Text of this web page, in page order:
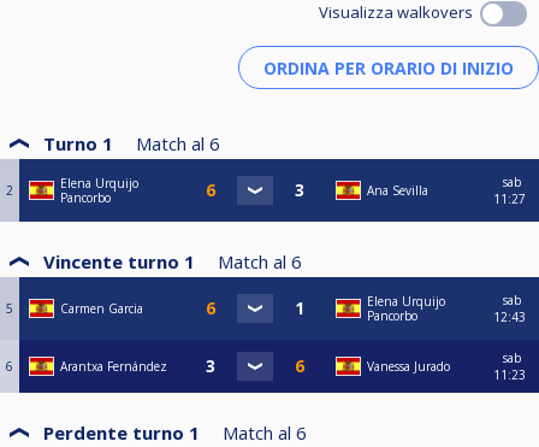
Visualizza walkovers
Turno 1 Match al 6
2
Elena Urquijo
Pancorbo
Ana Sevilla
sab
11:27
Vincente turno 1 Match al 6
5 Carmen Garcia
Elena Urquijo
Pancorbo
sab
12:43
6 Arantxa Fernández Vanessa Jurado
sab
11:23
Perdente turno 1 Match al 6